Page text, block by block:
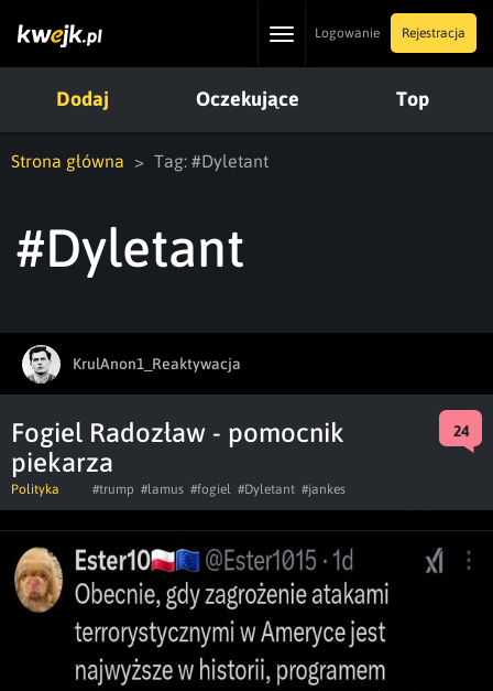
ToggleLogowanie Rejestracja
Dodaj Oczekujące Top
Strona główna Tag: #Dyletant
#Dyletant
KrulAnon1_Reaktywacja
Fogiel Radozław - pomocnik
piekarza
24
Polityka #trump #lamus #fogiel #Dyletant #jankes